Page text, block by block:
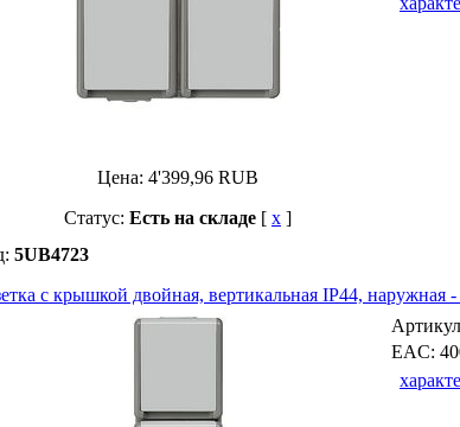
Цена: 4'399,96 RUB
Статус: Есть на складе [ x ]
5UB4723
с крышкой двойная, вертикальная IP44, наружная
EAC: